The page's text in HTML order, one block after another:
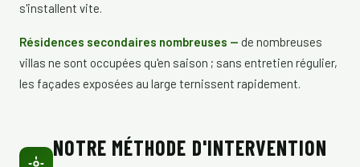
s'installent vite.
Résidences secondaires nombreuses — de nombreuses
villas ne sont occupées qu'en saison ; sans entretien régulier,
les façades exposées au large ternissent rapidement.
NOTRE MÉTHODE D'INTERVENTION